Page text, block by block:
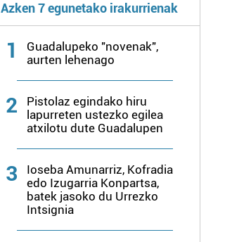
Azken 7 egunetako irakurrienak
1
Guadalupeko "novenak",
aurten lehenago
2
Pistolaz egindako hiru
lapurreten ustezko egilea
atxilotu dute Guadalupen
3
Ioseba Amunarriz, Kofradia
edo Izugarria Konpartsa,
batek jasoko du Urrezko
Intsignia